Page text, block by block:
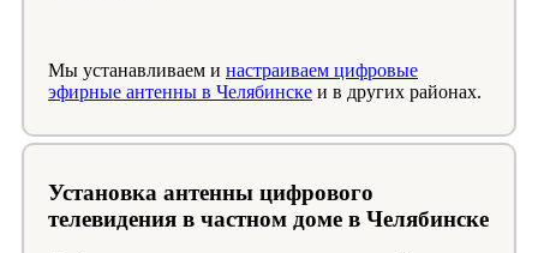
Мы устанавливаем и настраиваем цифровые
эфирные антенны в Челябинске и в других районах.
Установка антенны цифрового
телевидения в частном доме в Челябинске